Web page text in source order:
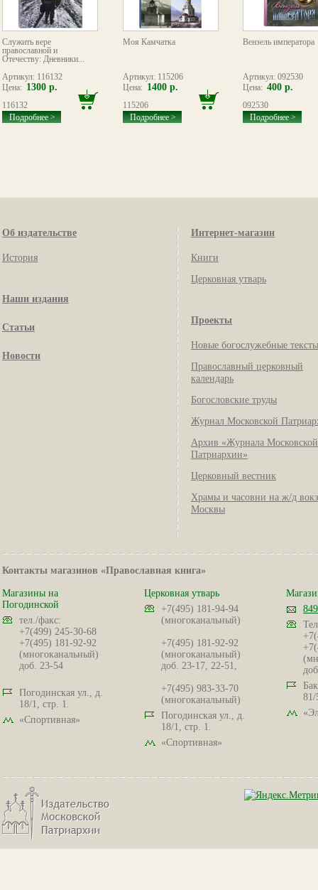
Служить вере
православной и
Отечеству: Дневники...
Артикул: 116132
Цена: 1300 р.
116132
Подробнее >
Моя Камчатка
Артикул: 115206
Цена: 1400 р.
115206
Подробнее >
Вензель императора
Артикул: 092530
Цена: 400 р.
092530
Подробнее >
Об издательстве
История
Наши издания
Статьи
Новости
Интернет-магазин
Книги
Церковная утварь
Проекты
Новые богослужебные тексты
Православный церковный
календарь
Богословские труды
Журнал Московской
Архив «Журнала Московской
Патриархии»
Церковный вестник
Храмы и часовни на ж/д
Москвы
Контакты магазинов «Православная книга»
Магазины на
Погодинской
тел./факс:
+7(499) 245-30-68
+7(495) 181-92-92
(многоканальный)
доб. 23-54
Погодинская ул., д.
18/1, стр. 1.
«Спортивная»
Церковная утварь
+7(495) 181-94-94
(многоканальный)
+7(495) 181-92-92
(многоканальный)
доб. 23-17, 22-51,
+7(495) 983-33-70
(многоканальный)
Погодинская ул., д.
18/1, стр. 1.
«Спортивная»
81/